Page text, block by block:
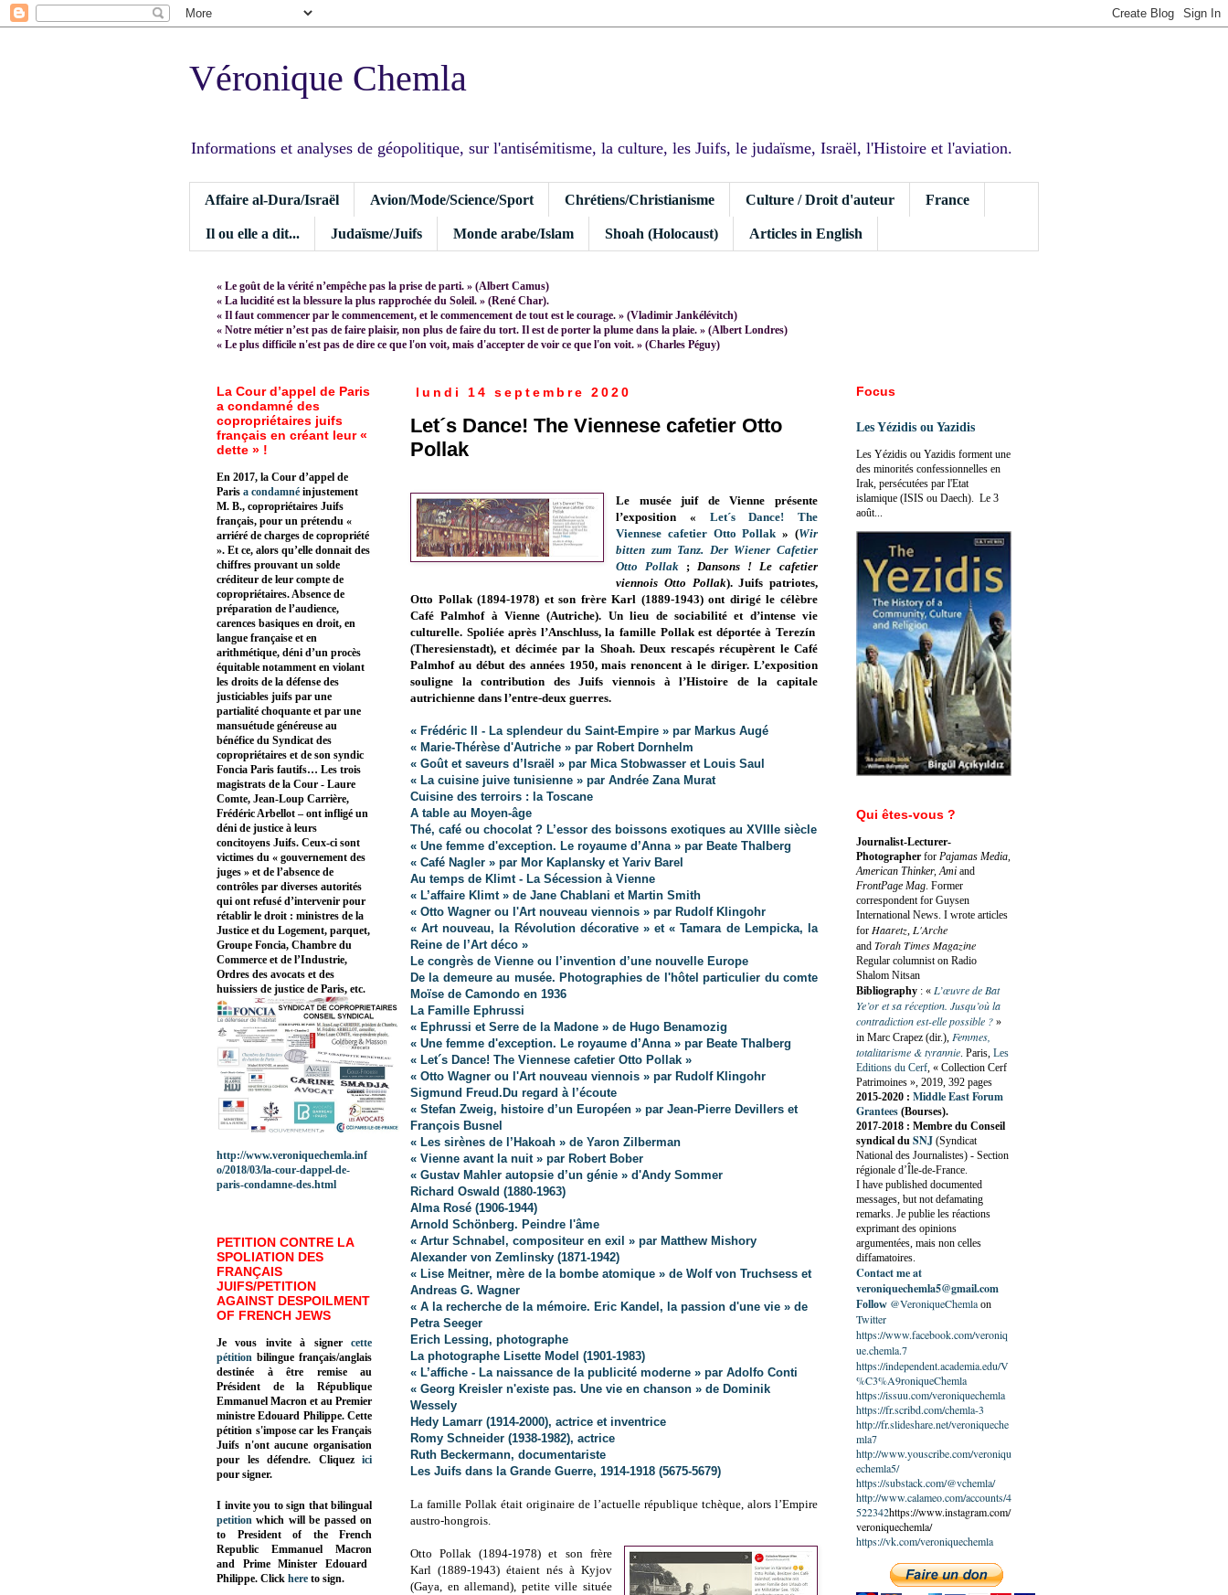
Véronique Chemla
Informations et analyses de géopolitique, sur l'antisémitisme, la culture, les Juifs, le judaïsme, Israël, l'Histoire et l'aviation.
Affaire al-Dura/Israël Avion/Mode/Science/Sport Chrétiens/Christianisme Culture / Droit d'auteur France
Il ou elle a dit... Judaïsme/Juifs Monde arabe/Islam Shoah (Holocaust) Articles in English
« Le goût de la vérité n’empêche pas la prise de parti. » (Albert Camus)
« La lucidité est la blessure la plus rapprochée du Soleil. » (René Char).
« Il faut commencer par le commencement, et le commencement de tout est le courage. » (Vladimir Jankélévitch)
« Notre métier n’est pas de faire plaisir, non plus de faire du tort. Il est de porter la plume dans la plaie. » (Albert Londres)
« Le plus difficile n'est pas de dire ce que l'on voit, mais d'accepter de voir ce que l'on voit. » (Charles Péguy)
lundi 14 septembre 2020
Let´s Dance! The Viennese cafetier Otto
Pollak
Le musée juif de Vienne présente
l’exposition « Let´s Dance! The
Viennese cafetier Otto Pollak» (Wir
bitten zum Tanz. Der Wiener Cafetier
Otto Pollak ;Dansons ! Le cafetier
viennois Otto Pollak). Juifs patriotes,
Otto Pollak (1894-1978) et son frère Karl (1889-1943) ont dirigé le célèbre
Café Palmhof à Vienne (Autriche). Un lieu de sociabilité et d’intense vie
culturelle. Spoliée après l’Anschluss, la famille Pollak est déportée à Terezín
(Theresienstadt), et décimée par la Shoah. Deux rescapés récupèrent le Café
Palmhof au début des années 1950, mais renoncent à le diriger. L’exposition
souligne la contribution des Juifs viennois à l’Histoire de la capitale
autrichienne dans l’entre-deux guerres.
« Frédéric II - La splendeur du Saint-Empire » par Markus Augé
« Marie-Thérèse d'Autriche » par Robert Dornhelm
« Goût et saveurs d’Israël » par Mica Stobwasser et Louis Saul
« La cuisine juive tunisienne » par Andrée Zana Murat
Cuisine des terroirs : la Toscane
A table au Moyen-âge
Thé, café ou chocolat ? L’essor des boissons exotiques au XVIIIe siècle
« Une femme d'exception. Le royaume d’Anna » par Beate Thalberg
« Café Nagler » par Mor Kaplansky et Yariv Barel
Au temps de Klimt - La Sécession à Vienne
« L’affaire Klimt » de Jane Chablani et Martin Smith
« Otto Wagner ou l'Art nouveau viennois » par Rudolf Klingohr
« Art nouveau, la Révolution décorative » et « Tamara de Lempicka, la
Reine de l’Art déco »
Le congrès de Vienne ou l’invention d’une nouvelle Europe
De la demeure au musée. Photographies de l'hôtel particulier du comte
Moïse de Camondo en 1936
La Famille Ephrussi
« Ephrussi et Serre de la Madone » de Hugo Benamozig
« Une femme d'exception. Le royaume d’Anna » par Beate Thalberg
« Let´s Dance! The Viennese cafetier Otto Pollak »
« Otto Wagner ou l'Art nouveau viennois » par Rudolf Klingohr
Sigmund Freud.Du regard à l’écoute
« Stefan Zweig, histoire d’un Européen » par Jean-Pierre Devillers et
François Busnel
« Les sirènes de l’Hakoah » de Yaron Zilberman
« Vienne avant la nuit » par Robert Bober
« Gustav Mahler autopsie d’un génie » d'Andy Sommer
Richard Oswald (1880-1963)
Alma Rosé (1906-1944)
Arnold Schönberg. Peindre l'âme
« Artur Schnabel, compositeur en exil » par Matthew Mishory
Alexander von Zemlinsky (1871-1942)
« Lise Meitner, mère de la bombe atomique » de Wolf von Truchsess et
Andreas G. Wagner
« A la recherche de la mémoire. Eric Kandel, la passion d'une vie » de
Petra Seeger
Erich Lessing, photographe
La photographe Lisette Model (1901-1983)
« L’affiche - La naissance de la publicité moderne » par Adolfo Conti
« Georg Kreisler n'existe pas. Une vie en chanson » de Dominik
Wessely
Hedy Lamarr (1914-2000), actrice et inventrice
Romy Schneider (1938-1982), actrice
Ruth Beckermann, documentariste
Les Juifs dans la Grande Guerre, 1914-1918 (5675-5679)
La famille Pollak était originaire de l’actuelle république tchèque, alors l’Empire
austro-hongrois.
Otto Pollak (1894-1978) et son frère
Karl (1889-1943) étaient nés à Kyjov
(Gaya, en allemand), petite ville située
La Cour d’appel de Paris
a condamné des
copropriétaires juifs
français en créant leur «
dette » !
En 2017, la Cour d’appel de
Paris a condamné injustement
M. B., copropriétaires Juifs
français, pour un prétendu «
arriéré de charges de copropriété
». Et ce, alors qu’elle donnait des
chiffres prouvant un solde
créditeur de leur compte de
copropriétaires. Absence de
préparation de l’audience,
carences basiques en droit, en
langue française et en
arithmétique, déni d’un procès
équitable notamment en violant
les droits de la défense des
justiciables juifs par une
partialité choquante et par une
mansuétude généreuse au
bénéfice du Syndicat des
copropriétaires et de son syndic
Foncia Paris fautifs… Les trois
magistrats de la Cour - Laure
Comte, Jean-Loup Carrière,
Frédéric Arbellot – ont infligé un
déni de justice à leurs
concitoyens Juifs. Ceux-ci sont
victimes du « gouvernement des
juges » et de l’absence de
contrôles par diverses autorités
qui ont refusé d’intervenir pour
rétablir le droit : ministres de la
Justice et du Logement, parquet,
Groupe Foncia, Chambre du
Commerce et de l’Industrie,
Ordres des avocats et des
huissiers de justice de Paris, etc.
http://www.veroniquechemla.inf
o/2018/03/la-cour-dappel-de-
paris-condamne-des.html
PETITION CONTRE LA
SPOLIATION DES
FRANÇAIS
JUIFS/PETITION
AGAINST DESPOILMENT
OF FRENCH JEWS
Je vous invite à signer cette
pétition bilingue français/anglais
destinée à être remise au
Président de la République
Emmanuel Macron et au Premier
ministre Edouard Philippe. Cette
pétition s'impose car les Français
Juifs n'ont aucune organisation
pour les défendre. Cliquez
ici
pour signer.
I invite you to sign that bilingual
petition which will be passed on
to President of the French
Republic Emmanuel Macron
and Prime Minister Edouard
Philippe. Click here to sign.
Focus
Les Yézidis ou Yazidis
Les Yézidis ou Yazidis forment une
des minorités confessionnelles en
Irak, persécutées par l'Etat
islamique (ISIS ou Daech). Le 3
août...
Qui êtes-vous ?
Journalist-Lecturer-
Photographer for Pajamas Media,
American Thinker, Ami and
FrontPage Mag. Former
correspondent for Guysen
International News. I wrote articles
for Haaretz, L'Arche
and Torah Times Magazine
Regular columnist on Radio
Shalom Nitsan
Bibliography : « L’œuvre de Bat
Ye’or et sa réception. Jusqu’où la
contradiction est-elle possible ? »
in Marc Crapez (dir.), Femmes,
totalitarisme & tyrannie. Paris, Les
Editions du Cerf, « Collection Cerf
Patrimoines », 2019, 392 pages
2015-2020 : Middle East Forum
Grantees (Bourses).
2017-2018 : Membre du Conseil
syndical du SNJ (Syndicat
National des Journalistes) - Section
régionale d’Île-de-France.
I have published documented
messages, but not defamating
remarks. Je publie les réactions
exprimant des opinions
argumentées, mais non celles
diffamatoires.
Contact me at
veroniquechemla5@gmail.com
Follow @VeroniqueChemlaon
Twitter
https://www.facebook.com/veroniq
ue.chemla.7
https://independent.academia.edu/V
%C3%A9roniqueChemla
https://issuu.com/veroniquechemla
https://fr.scribd.com/chemla-3
http://fr.slideshare.net/veroniqueche
mla7
http://www.youscribe.com/veroniqu
echemla5/
https://substack.com/@vchemla/
http://www.calameo.com/accounts/4
522342https://www.instagram.com/
veroniquechemla/
https://vk.com/veroniquechemla